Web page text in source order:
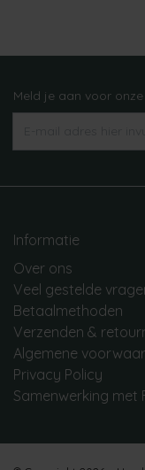
Meld je aan voor
Informatie
Over ons
Veel gestelde
Betaalmethoden
Verzenden &
Algemene
Privacy Policy
Samenwerking met